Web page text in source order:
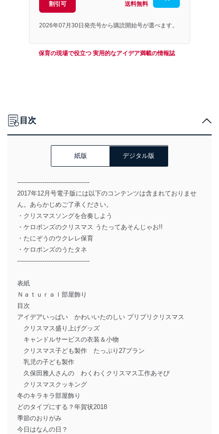
割引可 送料無料
2026年07月30日発売号から購読開始号が選べます。
保育の現場で役立つ 実用的なアイデア満載の情報誌
目次
紙版 デジタル版
-------------------------------------
2017年12月号電子版には以下のコンテンツは含まれておりませ
ん。あらかじめご了承ください。
・クリスマスソングを合奏しよう
・ケロポンズのクリスマス うたってあそんじゃお!!
・たにぞうのウクレレ保育
・ケロポンズのうたタネ
-------------------------------------
表紙
Ｎａｔｕｒａｌ部屋飾り
目次
アイデアいっぱい かわいいたのしい プリプリクリスマス
クリスマス盛り上げグッズ
キャンドルサービスの衣装＆小物
クリスマス子ども製作 たっぷり27プラン
乳児の子ども製作
久保田雅人さんの わくわくクリスマス工作あそび
クリスマスクッキング
冬のキラキラ部屋飾り
どのタイプにする？年賀状2018
季節のおりがみ
今日はなんの日？